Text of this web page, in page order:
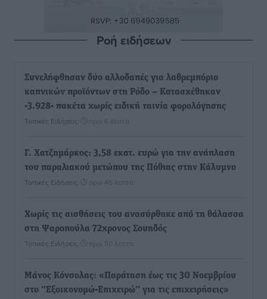
Ροή ειδήσεων
Συνελήφθησαν δύο αλλοδαπές για λαθρεμπόριο
καπνικών προϊόντων στη Ρόδο – Κατασχέθηκαν
-3.928- πακέτα χωρίς ειδική ταινία φορολόγησης
Τοπικές Ειδήσεις πριν 6 λεπτά
Γ. Χατζημάρκος: 3,58 εκατ. ευρώ για την ανάπλαση
του παραλιακού μετώπου της Πόθιας στην Κάλυμνο
Τοπικές Ειδήσεις πριν 46 λεπτά
Χωρίς τις αισθήσεις του ανασύρθηκε από τη θάλασσα
στη Ψαροπούλα 72χρονος Σουηδός
Τοπικές Ειδήσεις πριν 50 λεπτά
Μάνος Κόνσολας: «Παράταση έως τις 30 Νοεμβρίου
στο ‘’Εξοικονομώ-Επιχειρώ’’ για τις επιχειρήσεις»